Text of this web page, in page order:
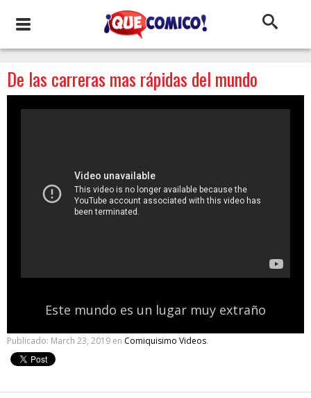
De las carreras mas rápidas del mundo
Este mundo es un lugar muy extraño
Publicado: March 23, 2019 en Comiquisimo Videos.